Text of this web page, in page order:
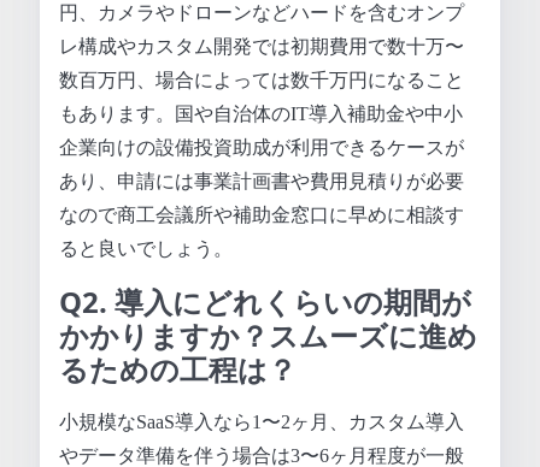
円、カメラやドローンなどハードを含むオンプ
レ構成やカスタム開発では初期費用で数十万〜
数百万円、場合によっては数千万円になること
もあります。国や自治体のIT導入補助金や中小
企業向けの設備投資助成が利用できるケースが
あり、申請には事業計画書や費用見積りが必要
なので商工会議所や補助金窓口に早めに相談す
ると良いでしょう。
Q2. 導入にどれくらいの期間が
かかりますか？スムーズに進め
るための工程は？
小規模なSaaS導入なら1〜2ヶ月、カスタム導入
やデータ準備を伴う場合は3〜6ヶ月程度が一般